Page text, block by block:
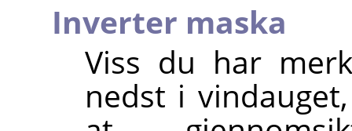
Inverter maska
Viss du har
nedst i